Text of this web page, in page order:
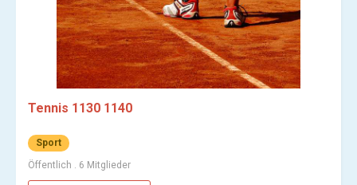
Tennis 1130 1140
Sport
Öffentlich . 6 Mitglieder